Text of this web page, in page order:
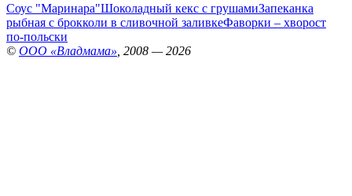
Соус "Маринара"Шоколадный кекс с грушамиЗапеканка
рыбная с брокколи в сливочной заливкеФаворки – хворост
по-польски
© ООО «Владмама» , 2008 — 2026